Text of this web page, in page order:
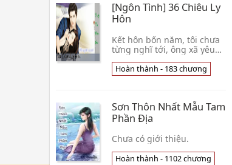
[Ngôn Tình] 36 Chiêu Ly
Hôn
Kết hôn bốn năm, tôi chưa
từng nghĩ tới, ông xã yêu
hôn đi! Được rồi, nếu muốn
ly hôn, vậy ly hôn đi! Nhưng
không chịu vậy? Binh thư có
36 kế, trong đại chiến ly
thành - 183] Nguồn : Sưu
tầm Internet Tải về đọc
Offline Xem thêm »
Hoàn thành - 183 chương
Sơn Thôn Nhất Mẫu Tam
Phần Địa
Chưa có giới thiệu.
Hoàn thành - 1102 chương